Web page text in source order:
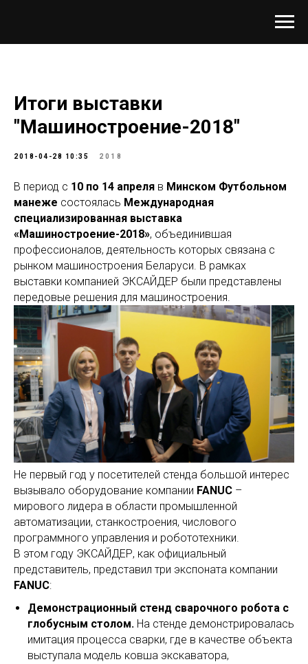
Итоги выставки
"Машиностроение-2018"
2018-04-28 10:35 2018
В период с 10 по 14 апреля в Минском Футбольном
манеже состоялась Международная
специализированная выставка
«Машиностроение-2018», объединившая
профессионалов, деятельность которых связана с
рынком машиностроения Беларуси. В рамках
выставки компанией ЭКСАЙДЕР были представлены
передовые решения для машиностроения.
Не первый год у посетителей стенда большой интерес
вызывало оборудование компании FANUC –
мирового лидера в области промышленной
автоматизации, станкостроения, числового
программного управления и робототехники.
В этом году ЭКСАЙДЕР, как официальный
представитель, представил три экспоната компании
FANUC:
Демонстрационный стенд сварочного робота с
глобусным столом. На стенде демонстрировалась
имитация процесса сварки, где в качестве объекта
выступала модель ковша экскаватора,